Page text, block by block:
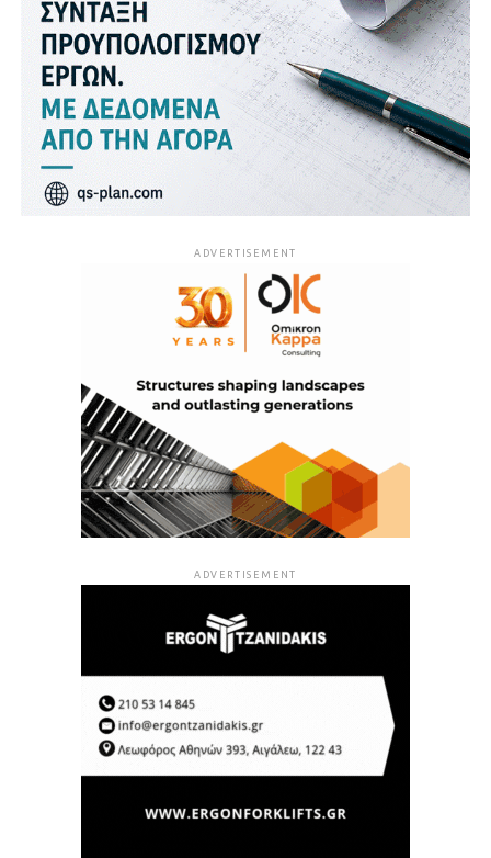
ADVERTISEMENT
ADVERTISEMENT